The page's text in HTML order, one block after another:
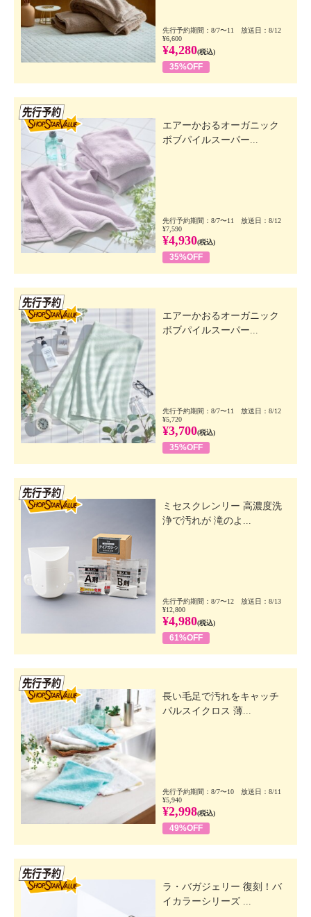
先行予約期間：8/7〜11 放送日：8/12
¥6,600
¥4,280(税込)
35%OFF
エアーかおるオーガニック
ボブパイルスーパー...
先行予約期間：8/7〜11 放送日：8/12
¥7,590
¥4,930(税込)
35%OFF
エアーかおるオーガニック
ボブパイルスーパー...
先行予約期間：8/7〜11 放送日：8/12
¥5,720
¥3,700(税込)
35%OFF
ミセスクレンリー 高濃度洗
浄で汚れが 滝のよ...
先行予約期間：8/7〜12 放送日：8/13
¥12,800
¥4,980(税込)
61%OFF
長い毛足で汚れをキャッチ
パルスイクロス 薄...
先行予約期間：8/7〜10 放送日：8/11
¥5,940
¥2,998(税込)
49%OFF
ラ・バガジェリー 復刻！バ
イカラーシリーズ ...